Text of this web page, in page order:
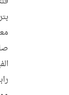
بترجاه
معي و الخ….
صار
الفيديو
رابط بس